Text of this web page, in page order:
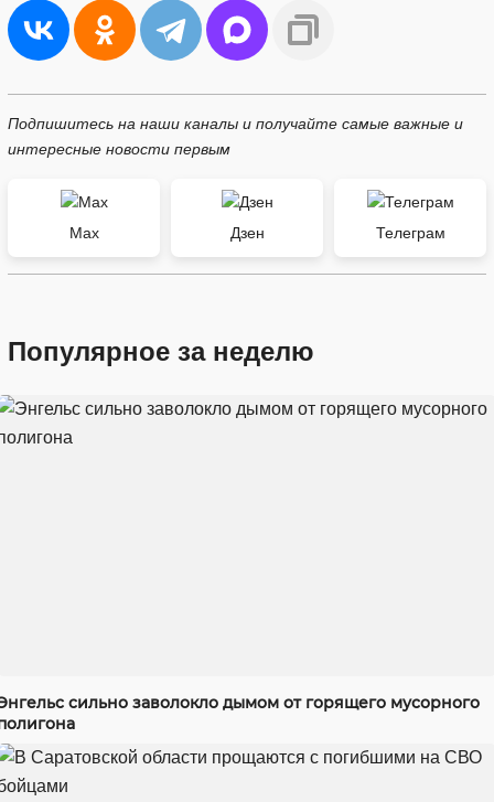
Подпишитесь на наши каналы и получайте самые важные и
интересные новости первым
Max Дзен Телеграм
Популярное за неделю
сильно заволокло дымом от горящего мусорного